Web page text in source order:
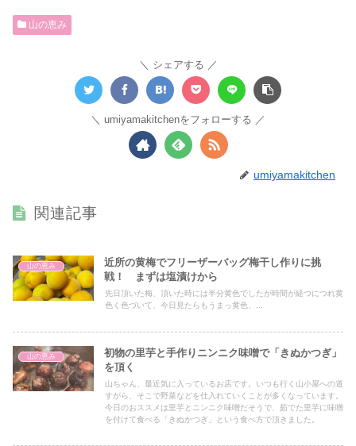
山の恵み
シェアする
umiyamakitchenをフォローする
umiyamakitchen
関連記事
山の恵み
近所の黄梅でフリーザーバッグ梅干し作りに挑
戦！ まずは塩漬けから
先日頂いた梅、頂いた時には半分黄色でしたが時間が経つにつれ黄
色く色づいて、今日見たらもうまっ黄色、...
山の恵み
初物の里芋と手作りニンニク味噌で「きぬかつぎ」
を頂く
山ちゃん、最近気に入っているお店です。いつも行く山小屋への道
すがら、そこで野菜などを仕入れていくことが多くなっています。
今日のおススメは里芋とニンニク味噌だそうで、茹でた里芋に味噌
を付けて食べる「きぬかつぎ」という食べ方で頂きました。